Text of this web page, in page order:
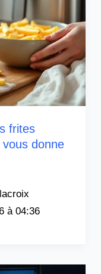
frites
donne
à 04:36